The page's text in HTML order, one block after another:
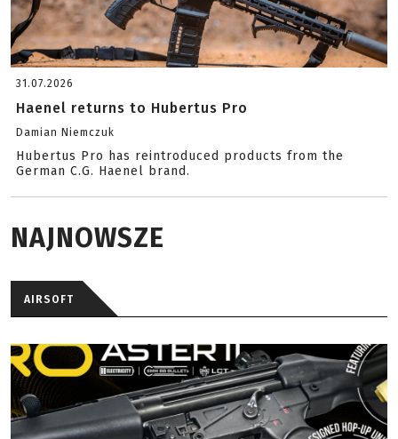
31.07.2026
Haenel returns to Hubertus Pro
Damian Niemczuk
Hubertus Pro has reintroduced products from the
German C.G. Haenel brand.
NAJNOWSZE
AIRSOFT